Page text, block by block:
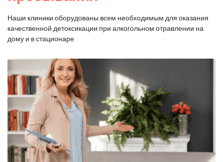
Наши клиники оборудованы всем необходимым для оказания
качественной детоксикации при алкогольном отравлении на
дому и в стационаре